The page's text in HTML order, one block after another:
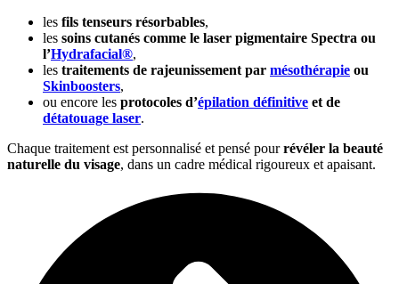
les fils tenseurs résorbables,
les soins cutanés comme le laser pigmentaire Spectra ou
l’Hydrafacial®,
les traitements de rajeunissement par mésothérapie ou
Skinboosters,
ou encore les protocoles d’épilation définitive et de
détatouage laser.
Chaque traitement est personnalisé et pensé pourrévéler la beauté
naturelle du visage, dans un cadre médical rigoureux et apaisant.